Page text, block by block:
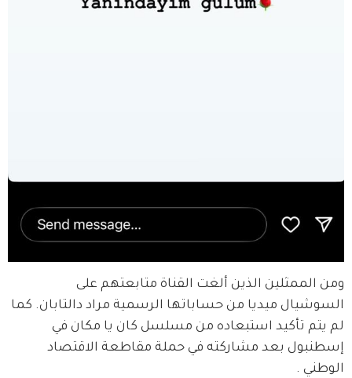
ومن الممثلين الذين ألغت القناة متابعتهم على
السوشيال ميديا من حساباتها الرسمية مراد دالتابان. كما
لم يتم تأكيد استبعاده من مسلسل كان يا مكان في
إسطنبول بعد مشاركته في حملة مقاطعة الاقتصاد
الوطني .